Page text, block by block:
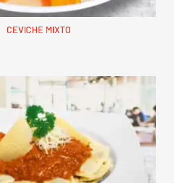
CEVICHE MIXTO